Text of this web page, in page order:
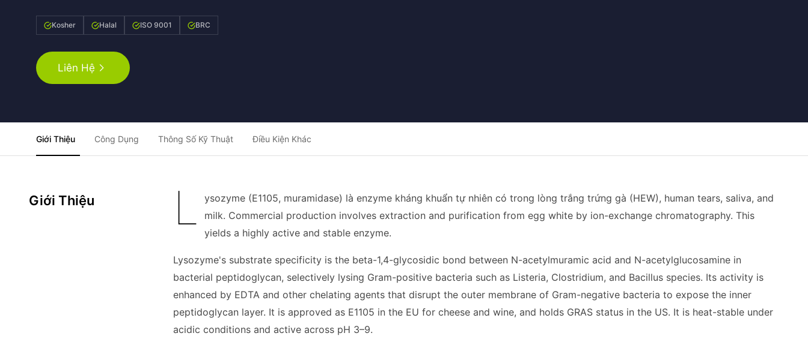
Kosher Halal ISO 9001 BRC
Liên Hệ
Giới Thiệu Công Dụng Thông Số Kỹ Thuật Điều Kiện Khác
Giới Thiệu L
ysozyme (E1105, muramidase) là enzyme kháng khuẩn tự nhiên có trong lòng trắng trứng gà (HEW), human tears, saliva, and
milk. Commercial production involves extraction and purification from egg white by ion-exchange chromatography. This
yields a highly active and stable enzyme.
Lysozyme's substrate specificity is the beta-1,4-glycosidic bond between N-acetylmuramic acid and N-acetylglucosamine in
bacterial peptidoglycan, selectively lysing Gram-positive bacteria such as Listeria, Clostridium, and Bacillus species. Its activity is
enhanced by EDTA and other chelating agents that disrupt the outer membrane of Gram-negative bacteria to expose the inner
peptidoglycan layer. It is approved as E1105 in the EU for cheese and wine, and holds GRAS status in the US. It is heat-stable under
acidic conditions and active across pH 3–9.